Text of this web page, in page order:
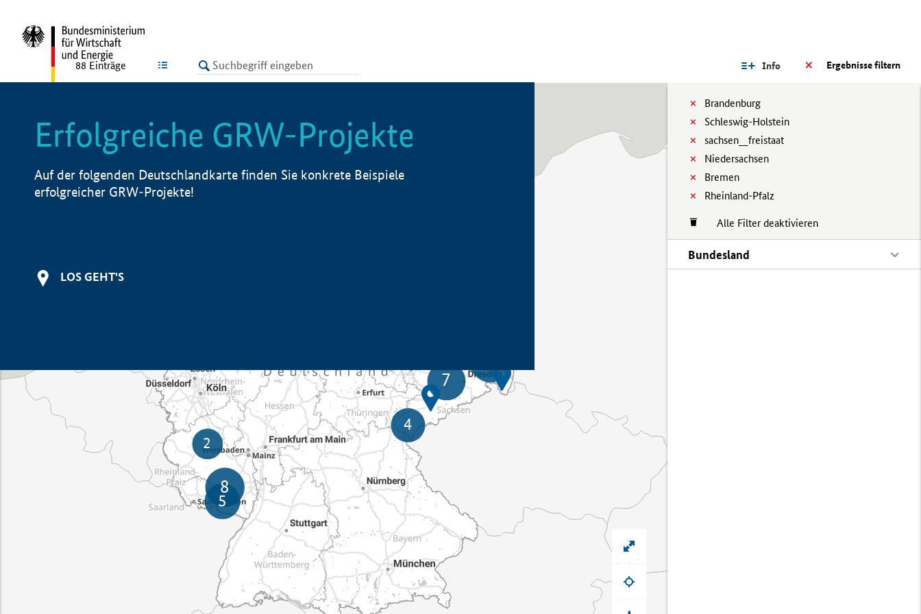
LISTE Ergebnisse filtern
Info
Brandenburg
Schleswig-Holstein
sachsen__freistaat
Niedersachsen
Bremen
Rheinland-Pfalz
Alle Filter deaktivieren
Bundesland
88 Einträge
Erfolgreiche GRW-Projekte
Auf der folgenden Deutschlandkarte finden Sie konkrete Beispiele
erfolgreicher GRW-Projekte!
LOS GEHT'S